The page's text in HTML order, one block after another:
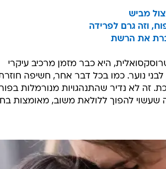
מביש
וזה גרם לפרידה
את הרשת
היא כבר מזמן מרכיב עיקרי
נוער. כמו בכל דבר אחר, חשיפה
לא נדיר שהתנהגויות מנורמלות
שעשוי להפוך ללולאת משוב, מאומצות